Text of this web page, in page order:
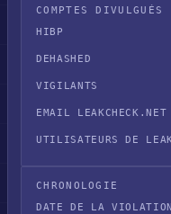
COMPTES DIVULGUÉS
HIBP
DEHASHED
VIGILANTS
EMAIL LEAKCHECK.NET
UTILISATEURS DE
CHRONOLOGIE
DATE DE LA VIOLATION